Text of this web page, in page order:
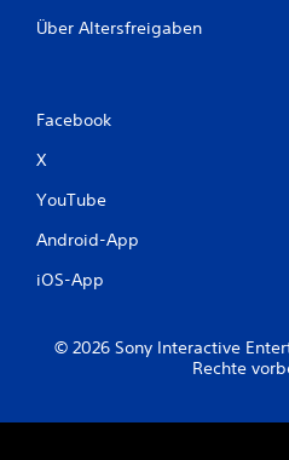
Über Altersfreigaben
Facebook
X
YouTube
Android-App
iOS-App
© 2026 Sony Interactive
Rechte